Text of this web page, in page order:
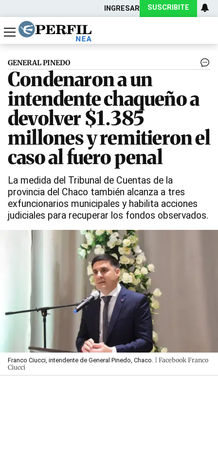
INGRESAR SUSCRIBITE
Política
Economía
Actualidad
GENERAL PINEDO
Condenaron a un
intendente chaqueño a
devolver $1.385
millones y remitieron el
caso al fuero penal
La medida del Tribunal de Cuentas de la
provincia del Chaco también alcanza a tres
exfuncionarios municipales y habilita acciones
judiciales para recuperar los fondos observados.
Franco Ciucci, intendente de General Pinedo, Chaco.
| Facebook Franco
Ciucci